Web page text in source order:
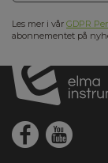
Les mer i vår GDPR
abonnementet på